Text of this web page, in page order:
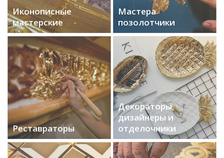
Иконописные
мастерские
Мастера
позолотчики
Реставраторы
Декораторы,
дизайнеры и
отделочники